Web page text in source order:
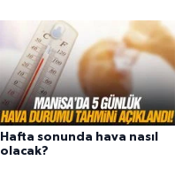
Hafta sonunda hava nasıl
olacak?